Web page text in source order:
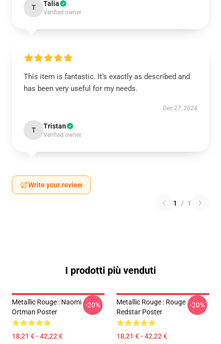
T Talia
Verified owner
This item is fantastic. It’s exactly as described and
has been very useful for my needs.
Dec 27, 2024
T Tristan
Verified owner
Write your review
1 / 1
I prodotti più venduti
Metallic Rouge : Naomi
Ortman Poster
18,21 € - 42,22 €
-20%
Metallic Rouge : Rouge
Redstar Poster
18,21 € - 42,22 €
-20%